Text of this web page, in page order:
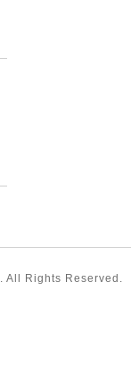
. All Rights Reserved.